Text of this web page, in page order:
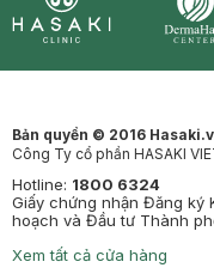
Bản quyền © 2016
Công Ty cổ phần HASAKI
Hotline: 1800 6324
Giấy chứng nhận Đăng ký
hoạch và Đầu tư Thành
Xem tất cả cửa hàng